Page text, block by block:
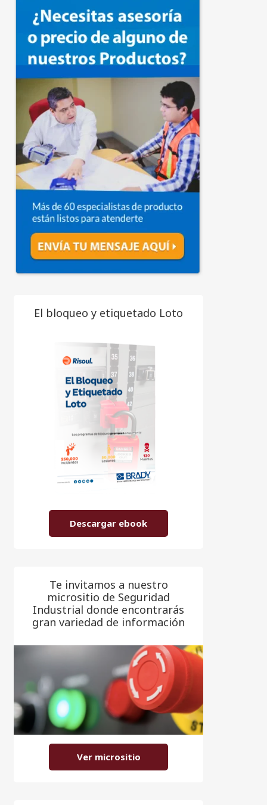
El bloqueo y etiquetado Loto
Descargar ebook
Te invitamos a nuestro
micrositio de Seguridad
Industrial donde encontrarás
gran variedad de información
Ver micrositio